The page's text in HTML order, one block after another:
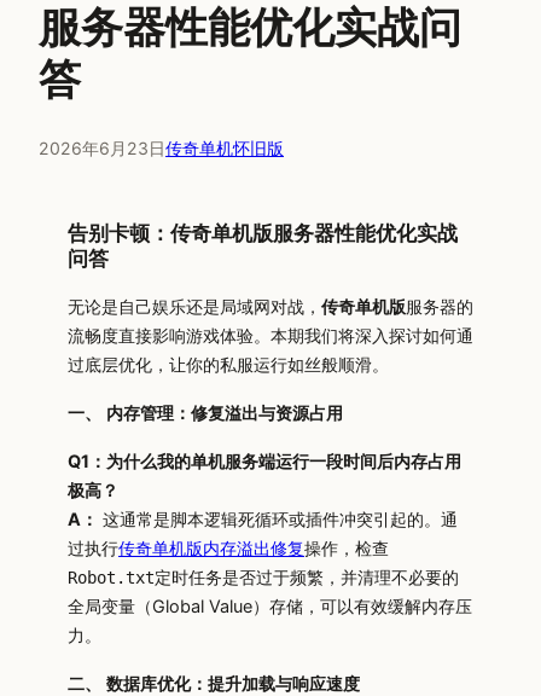
服务器性能优化实战问
答
2026年6月23日传奇单机怀旧版
告别卡顿：传奇单机版服务器性能优化实战
问答
无论是自己娱乐还是局域网对战， 传奇单机版服务器的
流畅度直接影响游戏体验。本期我们将深入探讨如何通
过底层优化，让你的私服运行如丝般顺滑。
一、 内存管理：修复溢出与资源占用
Q1：为什么我的单机服务端运行一段时间后内存占用
极高？
A： 这通常是脚本逻辑死循环或插件冲突引起的。通
过执行传奇单机版内存溢出修复操作，检查
Robot.txt定时任务是否过于频繁，并清理不必要的
全局变量（Global Value）存储，可以有效缓解内存压
力。
二、 数据库优化：提升加载与响应速度